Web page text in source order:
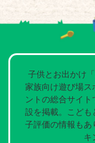
子供とお出かけ
家族向け遊び場ス
ントの総合サイ
設を掲載。こども
子評価の情報もあ
キ